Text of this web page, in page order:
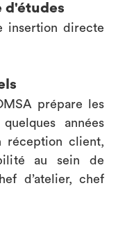
d'études
insertion directe
prépare les
années
réception client,
au sein de
d’atelier, chef